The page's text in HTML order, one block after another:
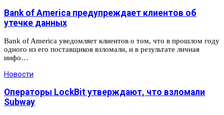
Bank of America предупреждает клиентов об
утечке данных
Bank of America уведомляет клиентов о том, что в прошлом году
одного из его поставщиков взломали, и в результате личная
инфо…
Новости
Операторы LockBit утверждают, что взломали
Subway